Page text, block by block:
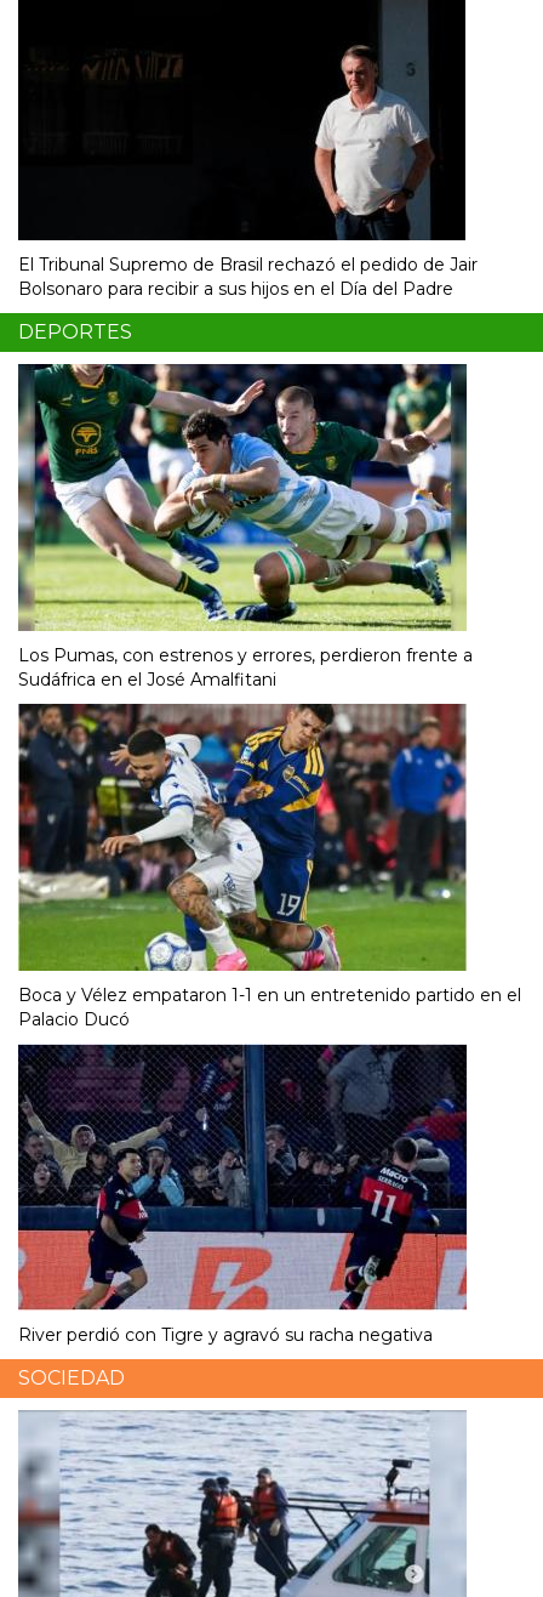
El Tribunal Supremo de Brasil rechazó el pedido de Jair
Bolsonaro para recibir a sus hijos en el Día del Padre
DEPORTES
Los Pumas, con estrenos y errores, perdieron frente a
Sudáfrica en el José Amalfitani
Boca y Vélez empataron 1-1 en un entretenido partido en el
Palacio Ducó
River perdió con Tigre y agravó su racha negativa
SOCIEDAD